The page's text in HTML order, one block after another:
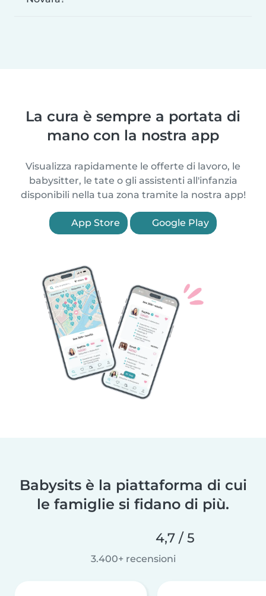
La cura è sempre a portata di
mano con la nostra app
Visualizza rapidamente le offerte di lavoro, le
babysitter, le tate o gli assistenti all'infanzia
disponibili nella tua zona tramite la nostra app!
App Store Google Play
Babysits è la piattaforma di cui
le famiglie si fidano di più.
4,7 / 5
3.400+ recensioni